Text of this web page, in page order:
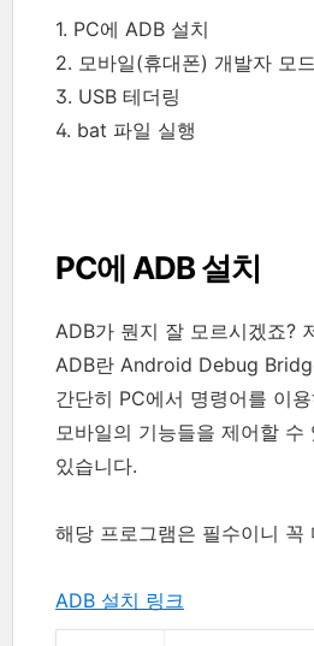
1. PC에 ADB 설치
2. 모바일(휴대폰) 개발자 모
3. USB 테더링
4. bat 파일 실행
PC에 ADB 설치
ADB가 뭔지 잘 모르시겠죠?
ADB란 Android Debug
간단히 PC에서 명령어를 이
모바일의 기능들을 제어할 수
있습니다.
해당 프로그램은 필수이니 꼭
ADB 설치 링크